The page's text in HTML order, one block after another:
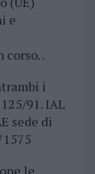
e
.
i
91. IAL
sede di